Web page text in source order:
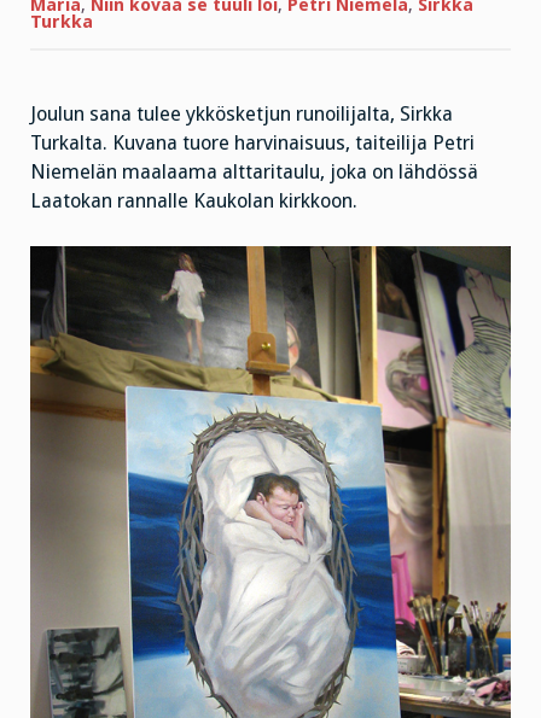
Maria, Niin kovaa se tuuli löi, Petri Niemelä, Sirkka
Turkka
Joulun sana tulee ykkösketjun runoilijalta, Sirkka
Turkalta. Kuvana tuore harvinaisuus, taiteilija Petri
Niemelän maalaama alttaritaulu, joka on lähdössä
Laatokan rannalle Kaukolan kirkkoon.